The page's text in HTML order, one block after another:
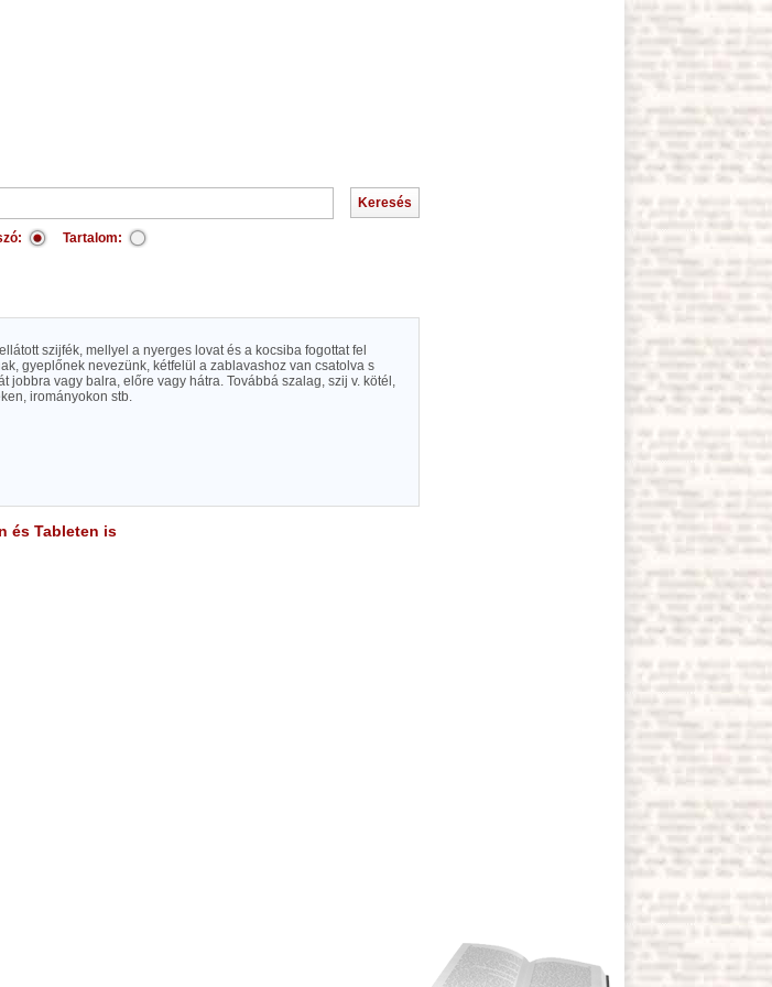
Tartalom:
szijfék, mellyel a nyerges lovat és a kocsiba fogottat fel
gyeplőnek nevezünk, kétfelül a zablavashoz van csatolva s
jobbra vagy balra, előre vagy hátra. Továbbá szalag, szij v. kötél,
irományokon stb.
és Tableten is